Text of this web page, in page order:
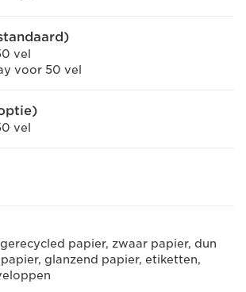
vel
voor 50 vel
vel
papier, zwaar papier, dun
glanzend papier, etiketten,